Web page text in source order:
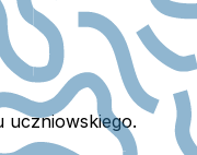
uczniowskiego.